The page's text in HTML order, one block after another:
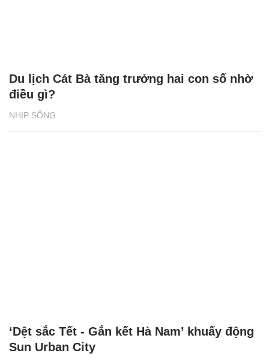
NHỊP SỐNG
Du lịch Cát Bà tăng trưởng hai con số nhờ
điều gì?
‘Dệt sắc Tết - Gắn kết Hà Nam’ khuấy động
Sun Urban City